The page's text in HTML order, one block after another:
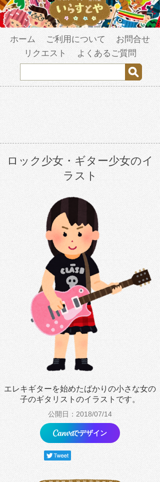
ホーム ご利用について
お問合せ
リクエスト
よくあるご質問
ロック少女・ギター少女のイ
ラスト
エレキギターを始めたばかりの小さな女の
子のギタリストのイラストです。
公開日：2018/07/14
でデザイン